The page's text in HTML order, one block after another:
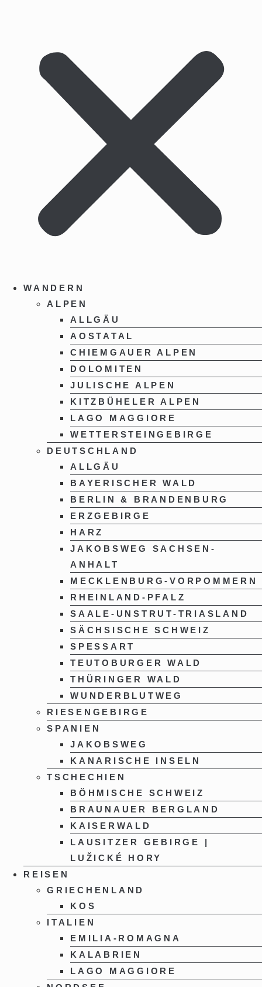
WANDERN
ALPEN
ALLGÄU
AOSTATAL
CHIEMGAUER ALPEN
DOLOMITEN
JULISCHE ALPEN
KITZBÜHELER ALPEN
LAGO MAGGIORE
WETTERSTEINGEBIRGE
DEUTSCHLAND
ALLGÄU
BAYERISCHER WALD
BERLIN & BRANDENBURG
ERZGEBIRGE
HARZ
JAKOBSWEG SACHSEN-
ANHALT
MECKLENBURG-VORPOMMERN
RHEINLAND-PFALZ
SAALE-UNSTRUT-TRIASLAND
SÄCHSISCHE SCHWEIZ
SPESSART
TEUTOBURGER WALD
THÜRINGER WALD
WUNDERBLUTWEG
RIESENGEBIRGE
SPANIEN
JAKOBSWEG
KANARISCHE INSELN
TSCHECHIEN
BÖHMISCHE SCHWEIZ
BRAUNAUER BERGLAND
KAISERWALD
LAUSITZER GEBIRGE |
LUŽICKÉ HORY
REISEN
GRIECHENLAND
KOS
ITALIEN
EMILIA-ROMAGNA
KALABRIEN
LAGO MAGGIORE